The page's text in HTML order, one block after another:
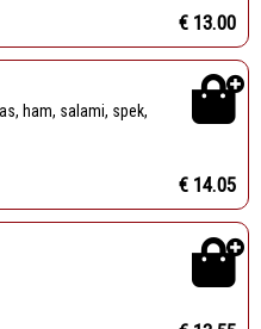
€ 13.00
€ 14.05